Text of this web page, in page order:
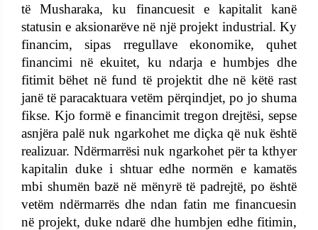
të Musharaka, ku financuesit e kapitalit kanë
statusin e aksionarëve në një projekt industrial. Ky
financim, sipas rregullave ekonomike, quhet
financimi në ekuitet, ku ndarja e humbjes dhe
fitimit bëhet në fund të projektit dhe në këtë rast
janë të paracaktuara vetëm përqindjet, po jo shuma
fikse. Kjo formë e financimit tregon drejtësi, sepse
asnjëra palë nuk ngarkohet me diçka që nuk është
realizuar. Ndërmarrësi nuk ngarkohet për ta kthyer
kapitalin duke i shtuar edhe normën e kamatës
mbi shumën bazë në mënyrë të padrejtë, po është
vetëm ndërmarrës dhe ndan fatin me financuesin
në projekt, duke ndarë dhe humbjen edhe fitimin,